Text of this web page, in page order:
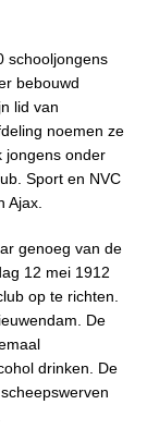
schooljongens
bebouwd
lid van
noemen ze
jongens onder
Sport en NVC
Ajax.
genoeg van de
12 mei 1912
op te richten.
De
drinken. De